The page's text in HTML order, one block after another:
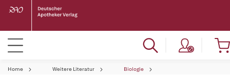
Home Weitere Literatur Biologie